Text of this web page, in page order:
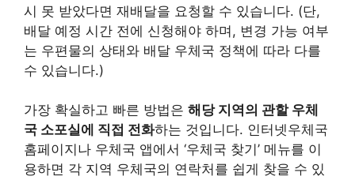
시 못 받았다면 재배달을 요청할 수 있습니다. (단,
배달 예정 시간 전에 신청해야 하며, 변경 가능 여부
는 우편물의 상태와 배달 우체국 정책에 따라 다를
수 있습니다.)
가장 확실하고 빠른 방법은 해당 지역의 관할 우체
국 소포실에 직접 전화하는 것입니다. 인터넷우체국
홈페이지나 우체국 앱에서 ‘우체국 찾기’ 메뉴를 이
용하면 각 지역 우체국의 연락처를 쉽게 찾을 수 있